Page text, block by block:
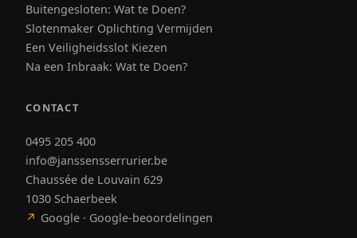
Buitengesloten: Wat te Doen?
Slotenmaker Oplichting Vermijden
Een Veiligheidsslot Kiezen
Na een Inbraak: Wat te Doen?
CONTACT
0495 205 400
info@janssensserrurier.be
Chaussée de Louvain 629
1030 Schaerbeek
↗ Google · Google-beoordelingen